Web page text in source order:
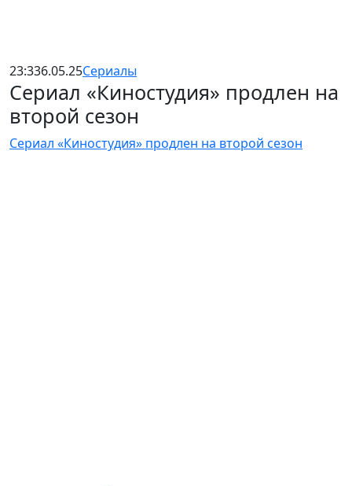
23:336.05.25Сериалы
Сериал «Киностудия» продлен на
второй сезон
Сериал «Киностудия» продлен на второй сезон